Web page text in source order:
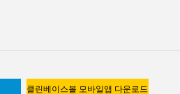
클린베이스볼 모바일앱 다운로드